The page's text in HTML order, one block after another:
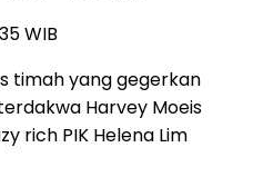
WIB
timah yang gegerkan
Harvey Moeis
rich PIK Helena Lim